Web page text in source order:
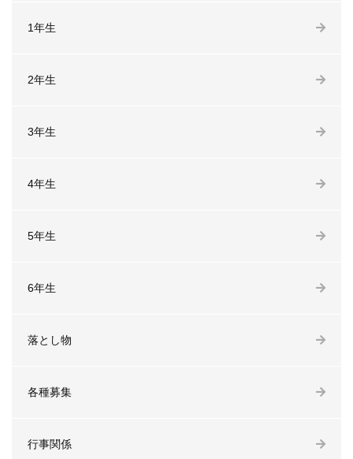
1年生
2年生
3年生
4年生
5年生
6年生
落とし物
各種募集
行事関係